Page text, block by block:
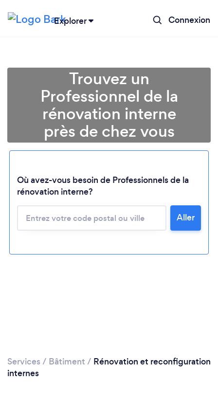
Explorer Connexion
Chargement...
Trouvez un
Professionnel de la
rénovation interne
près de chez vous
Où avez-vous besoin de Professionnels de la
rénovation interne?
Aller
Services / Bâtiment / Rénovation et reconfiguration
internes